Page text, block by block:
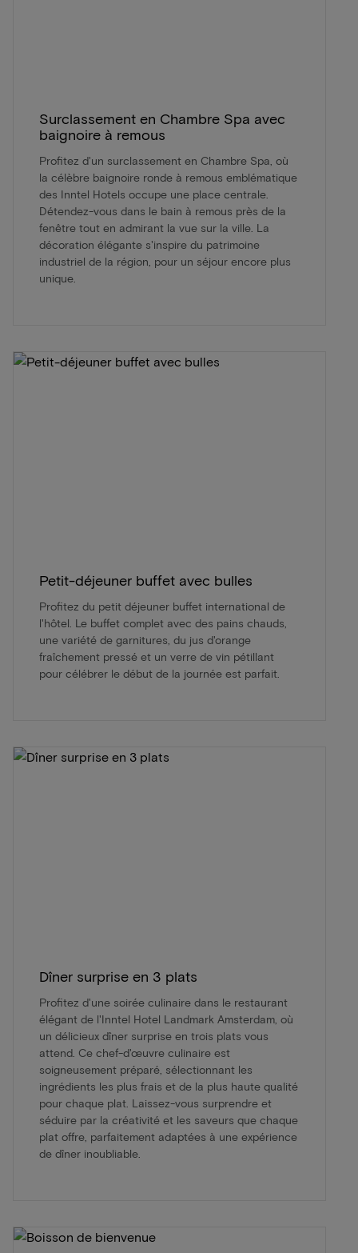
Surclassement en Chambre Spa avec
baignoire à remous
Profitez d'un surclassement en Chambre Spa, où
la célèbre baignoire ronde à remous emblématique
des Inntel Hotels occupe une place centrale.
Détendez-vous dans le bain à remous près de la
fenêtre tout en admirant la vue sur la ville. La
décoration élégante s'inspire du patrimoine
industriel de la région, pour un séjour encore plus
unique.
Petit-déjeuner buffet avec bulles
Profitez du petit déjeuner buffet international de
l'hôtel. Le buffet complet avec des pains chauds,
une variété de garnitures, du jus d'orange
fraîchement pressé et un verre de vin pétillant
pour célébrer le début de la journée est parfait.
Dîner surprise en 3 plats
Profitez d'une soirée culinaire dans le restaurant
élégant de l'Inntel Hotel Landmark Amsterdam, où
un délicieux dîner surprise en trois plats vous
attend. Ce chef-d'œuvre culinaire est
soigneusement préparé, sélectionnant les
ingrédients les plus frais et de la plus haute qualité
pour chaque plat. Laissez-vous surprendre et
séduire par la créativité et les saveurs que chaque
plat offre, parfaitement adaptées à une expérience
de dîner inoubliable.